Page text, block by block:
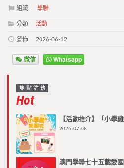
組織 學聯
分類 活動
發佈 2026-06-12
微信 Whatsapp
焦點活動
Hot
【活動推介】「小學
2026-07-08
澳門學聯七十五載愛國